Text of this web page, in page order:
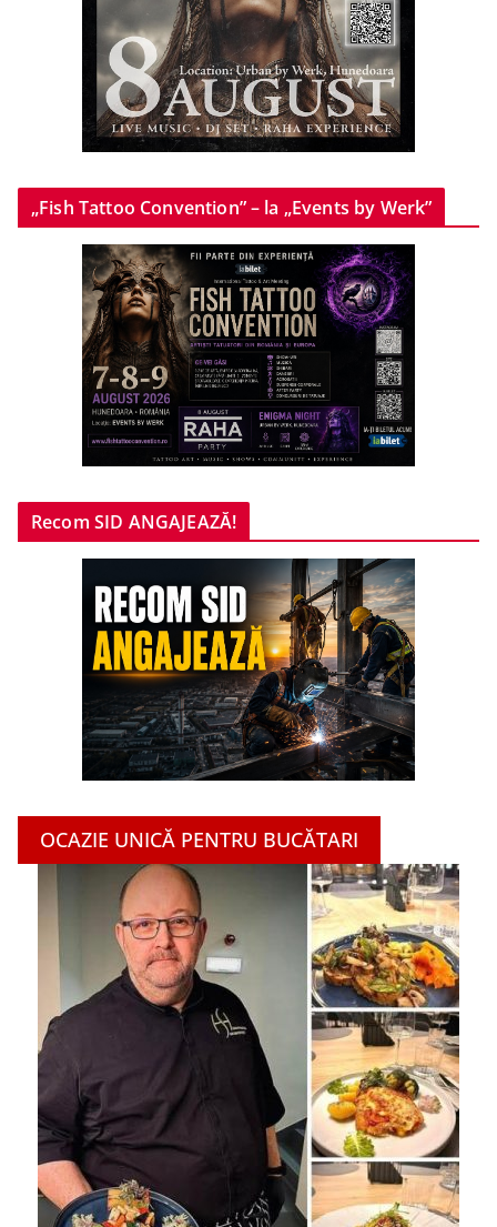
„Fish Tattoo Convention” – la „Events by Werk”
Recom SID ANGAJEAZĂ!
OCAZIE UNICĂ PENTRU BUCĂTARI